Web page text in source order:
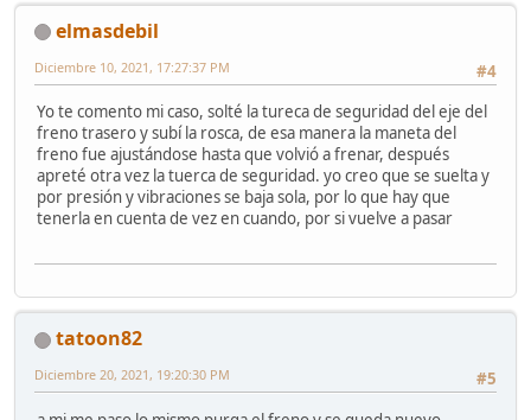
elmasdebil
#4
Diciembre 10, 2021, 17:27:37 PM
Yo te comento mi caso, solté la tureca de seguridad del eje del
freno trasero y subí la rosca, de esa manera la maneta del
freno fue ajustándose hasta que volvió a frenar, después
apreté otra vez la tuerca de seguridad. yo creo que se suelta y
por presión y vibraciones se baja sola, por lo que hay que
tenerla en cuenta de vez en cuando, por si vuelve a pasar
tatoon82
#5
Diciembre 20, 2021, 19:20:30 PM